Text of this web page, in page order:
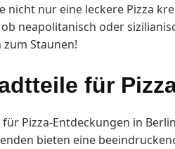
nicht nur eine leckere Pizza
neapolitanisch oder
Staunen!
für
Pizza-Entdeckungen in
bieten eine